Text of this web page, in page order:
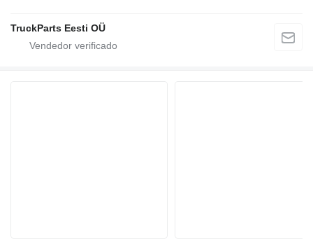
TruckParts Eesti OÜ